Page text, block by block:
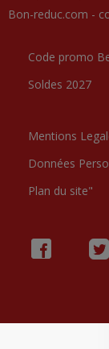
Bon-reduc.com -
Code promo
Soldes 2027
Mentions
Données
Plan du site"